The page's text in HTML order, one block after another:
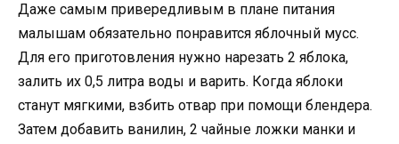
Даже самым привередливым в плане питания
малышам обязательно понравится яблочный мусс.
Для его приготовления нужно нарезать 2 яблока,
залить их 0,5 литра воды и варить. Когда яблоки
станут мягкими, взбить отвар при помощи блендера.
Затем добавить ванилин, 2 чайные ложки манки и